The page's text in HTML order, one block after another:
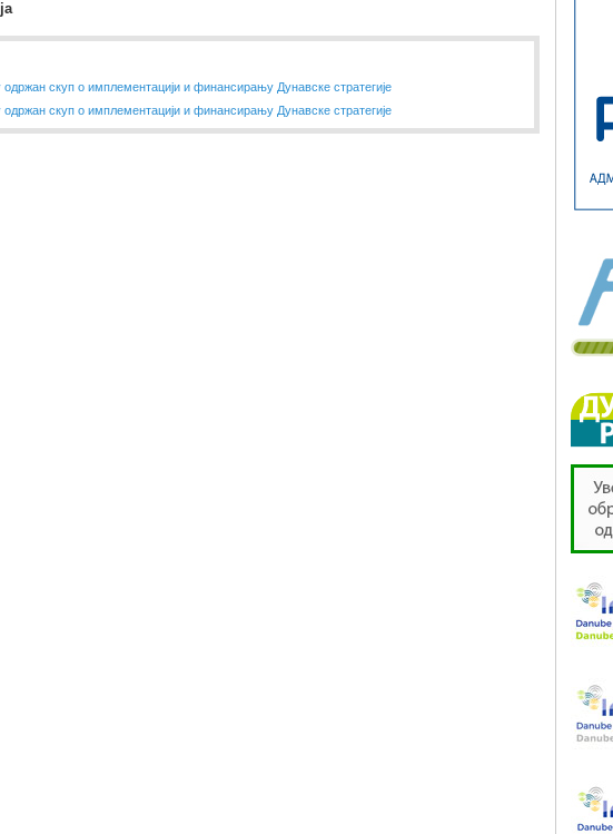
одржан скуп о имплементацији и финансирању Дунавске стратегије
одржан скуп о имплементацији и финансирању Дунавске стратегије